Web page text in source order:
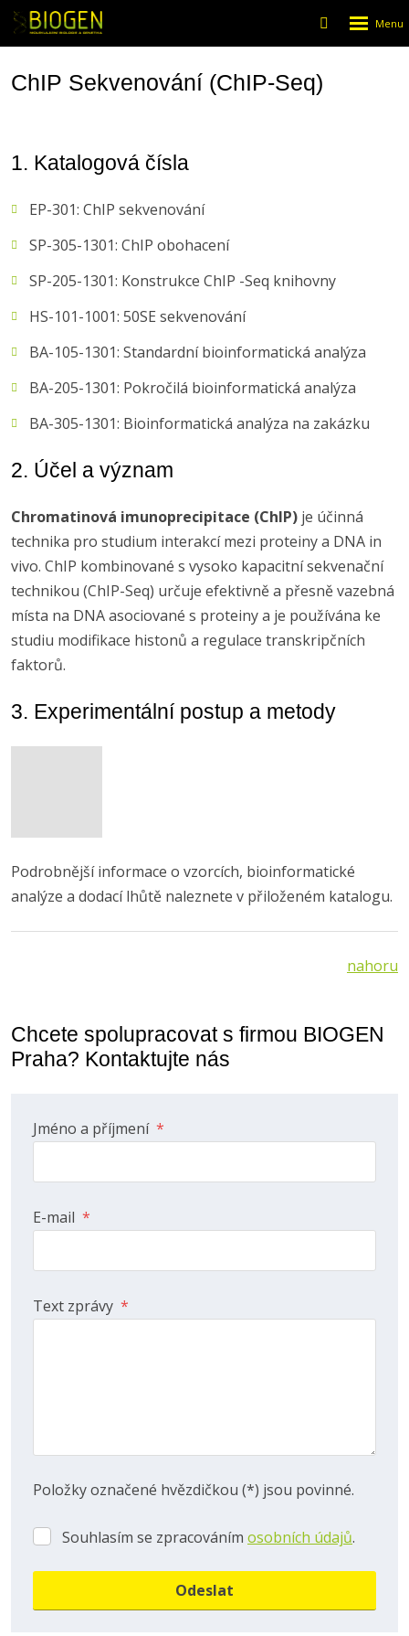
Vyhledávání
menu
ChIP Sekvenování (ChIP-Seq)
1. Katalogová čísla
EP-301: ChIP sekvenování
SP-305-1301: ChIP obohacení
SP-205-1301: Konstrukce ChIP -Seq knihovny
HS-101-1001: 50SE sekvenování
BA-105-1301: Standardní bioinformatická analýza
BA-205-1301: Pokročilá bioinformatická analýza
BA-305-1301: Bioinformatická analýza na zakázku
2. Účel a význam
Chromatinová imunoprecipitace (ChIP) je účinná
technika pro studium interakcí mezi proteiny a DNA in
vivo. ChIP kombinované s vysoko kapacitní sekvenační
technikou (ChIP-Seq) určuje efektivně a přesně vazebná
místa na DNA asociované s proteiny a je používána ke
studiu modifikace histonů a regulace transkripčních
faktorů.
3. Experimentální postup a metody
Podrobnější informace o vzorcích, bioinformatické
analýze a dodací lhůtě naleznete v přiloženém katalogu.
nahoru
Chcete spolupracovat s firmou BIOGEN
Praha? Kontaktujte nás
Jméno a příjmení *
E-mail *
Text zprávy *
Položky označené hvězdičkou (*) jsou povinné.
Souhlasím
zpracováním
Souhlasím se zpracováním osobních údajů.
Odeslat